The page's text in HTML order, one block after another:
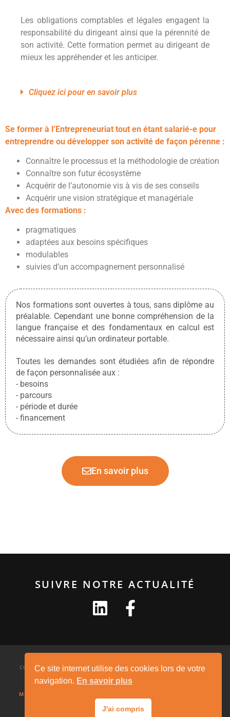
Les obligations comptables et légales engagent la
responsabilité du dirigeant ainsi que la pérennité de
son activité. Cette formation permet au dirigeant de
mieux les appréhender et les anticiper.
Cliquez ici pour en savoir plus
Se former à l’Entrepreneuriat tout en étant salarié-e pour
entreprendre ou développer son activité de façon pérenne :
Connaître le processus et la méthodologie de création
Connaître son futur écosystème
Acquérir de l’autonomie vis à vis de ses conseils
Acquérir une vision stratégique et managériale
Avec des formations :
pragmatiques
adaptées aux besoins spécifiques
modulables
suivies d’un accompagnement personnalisé
Nos formations sont ouvertes à tous, sans diplôme au
préalable. Cependant une bonne compréhension de la
langue française et des fondamentaux en calcul est
nécessaire ainsi qu’un ordinateur portable.
Toutes les demandes sont étudiées afin de répondre
de façon personnalisée aux :
- besoins
- parcours
- période et durée
- financement
En savoir plus
SUIVRE NOTRE ACTUALITÉ
COPYRIGHT 2020-2025 ©DECOURT MISSIONS| CRÉATION SITE :GERI-
STUDIO.COM
MENTIONS LÉGALES
GÉNÉRALES DE VENTE
Ce site internet utilise des cookies lors de votre
navigation. En savoir plus
J'ai compris